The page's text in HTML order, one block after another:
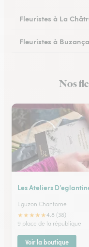
Fleuristes à La
Fleuristes à
Nos
Les Ateliers
Eguzon Chantome
★★★★★4.8 (38)
9 place de la république
Voir la boutique